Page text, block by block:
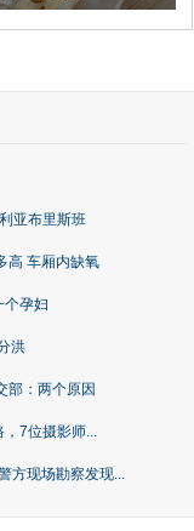
亚布里斯班
高 车厢内缺氧
个孕妇
洪
部：两个原因
7位摄影师...
方现场勘察发现...